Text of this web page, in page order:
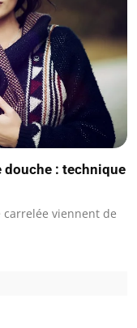
douche : technique
carrelée viennent de